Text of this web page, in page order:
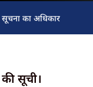
सूचना का अधिकार
सूची।